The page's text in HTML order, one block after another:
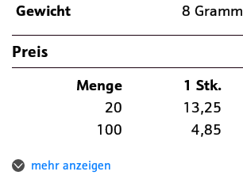
Gewicht
8 Gramm
Preis
Menge 1 Stk.
20
13,25
100
4,85
mehr anzeigen